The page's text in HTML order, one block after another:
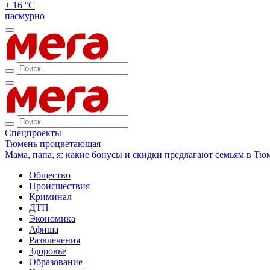
+ 16 °С
пасмурно
Спецпроекты
Тюмень процветающая
Мама, папа, я: какие бонусы и скидки предлагают семьям в
Общество
Происшествия
Криминал
ДТП
Экономика
Афиша
Развлечения
Здоровье
Образование